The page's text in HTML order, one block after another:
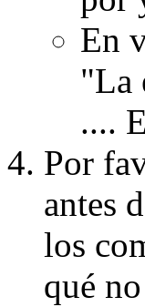
En
"La
....
Por
antes
los
qué